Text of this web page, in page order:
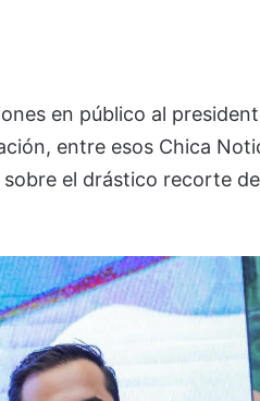
en público al
entre esos Chica
el drástico recorte